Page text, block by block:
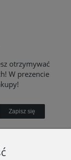
otrzymywać
W prezencie
Zapisz się